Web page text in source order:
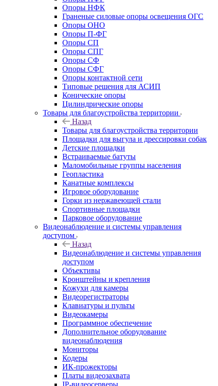
Опоры НФК
Граненые силовые опоры освещения ОГС
Опоры ОНО
Опоры П-ФГ
Опоры СП
Опоры СПГ
Опоры СФ
Опоры СФГ
Опоры контактной сети
Типовые решения для АСИП
Конические опоры
Цилиндрические опоры
Товары для благоустройства территории
Назад
Товары для благоустройства территории
Площадки для выгула и дрессировки собак
Детские площадки
Встраиваемые батуты
Маломобильные группы населения
Геопластика
Канатные комплексы
Игровое оборудование
Горки из нержавеющей стали
Спортивные площадки
Парковое оборудование
Видеонаблюдение и системы управления
доступом
Назад
Видеонаблюдение и системы управления
доступом
Объективы
Кронштейны и крепления
Кожухи для камеры
Видеорегистраторы
Клавиатуры и пульты
Видеокамеры
Программное обеспечение
Дополнительное оборудование
видеонаблюдения
Мониторы
Кодеры
ИК-прожекторы
Платы видеозахвата
IP-видеосерверы